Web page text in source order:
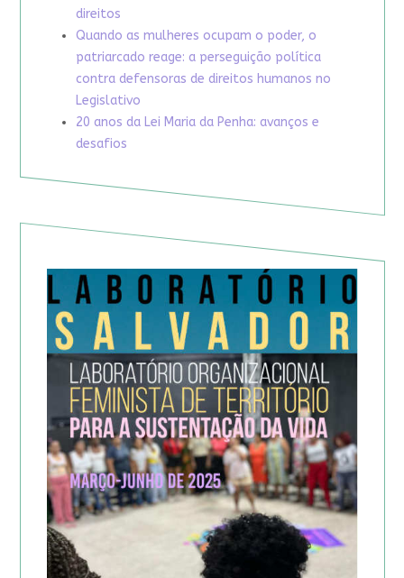
direitos
Quando as mulheres ocupam o poder, o
patriarcado reage: a perseguição política
contra defensoras de direitos humanos no
Legislativo
20 anos da Lei Maria da Penha: avanços e
desafios